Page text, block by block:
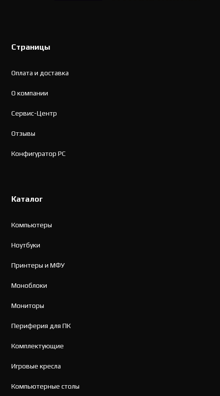
Страницы
Оплата и доставка
О компании
Сервис-Центр
Отзывы
Конфигуратор PC
Каталог
Компьютеры
Ноутбуки
Принтеры и МФУ
Моноблоки
Мониторы
Периферия для ПК
Комплектующие
Игровые кресла
Компьютерные столы